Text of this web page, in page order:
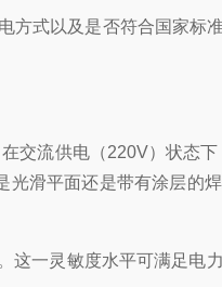
式以及是否符合国家标
交流供电（220V）状态
滑平面还是带有涂层的
一灵敏度水平可满足电